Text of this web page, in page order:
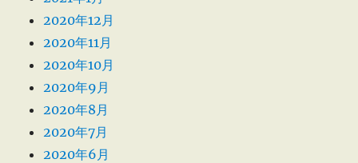
2020年12月
2020年11月
2020年10月
2020年9月
2020年8月
2020年7月
2020年6月